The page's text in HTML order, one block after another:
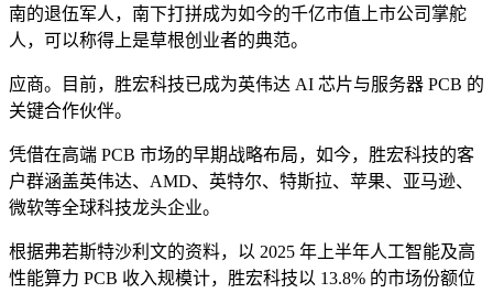
南的退伍军人，南下打拼成为如今的千亿市值上市公司掌舵
人，可以称得上是草根创业者的典范。
应商。目前，胜宏科技已成为英伟达 AI 芯片与服务器 PCB 的
关键合作伙伴。
凭借在高端 PCB 市场的早期战略布局，如今，胜宏科技的客
户群涵盖英伟达、AMD、英特尔、特斯拉、苹果、亚马逊、
微软等全球科技龙头企业。
根据弗若斯特沙利文的资料，以 2025 年上半年人工智能及高
性能算力 PCB 收入规模计，胜宏科技以 13.8% 的市场份额位